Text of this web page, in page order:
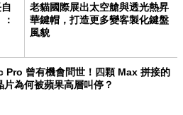
老貓國際展出太空艙與透光熱昇
華鍵帽，打造更多變客製化鍵盤
風貌
Pro 曾有機會問世！四顆 Max 拼接的
為何被蘋果高層叫停？